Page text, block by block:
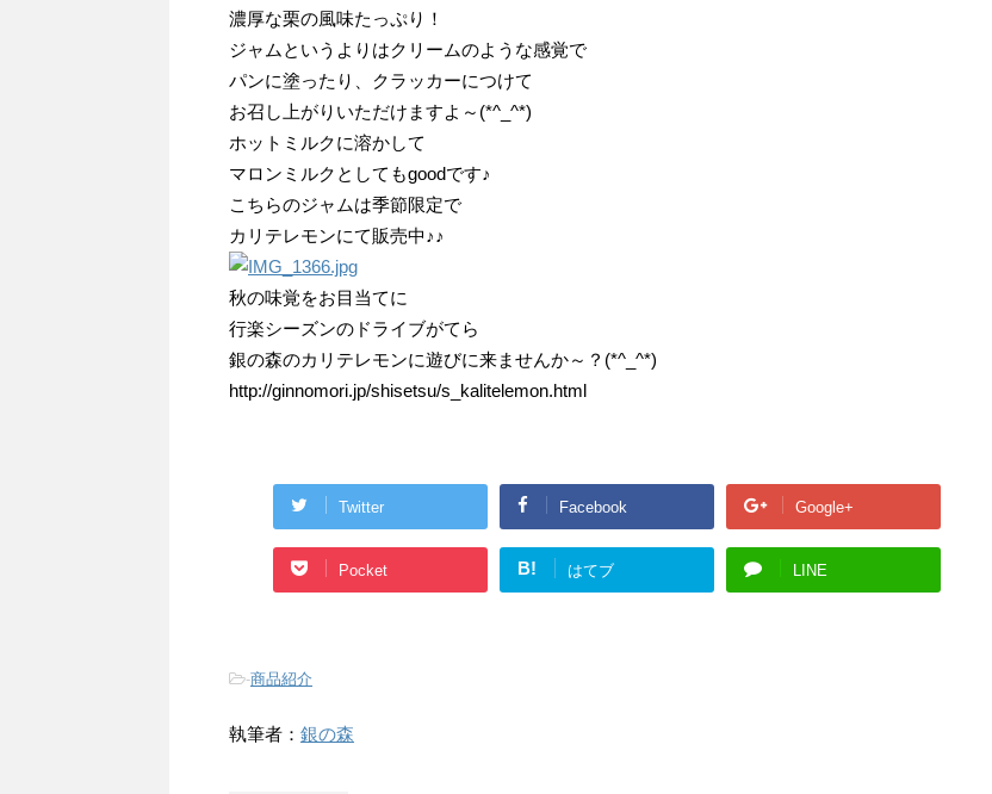
濃厚な栗の風味たっぷり！
ジャムというよりはクリームのような感覚で
パンに塗ったり、クラッカーにつけて
お召し上がりいただけますよ～(*^_^*)
ホットミルクに溶かして
マロンミルクとしてもgoodです♪
こちらのジャムは季節限定で
カリテレモンにて販売中♪♪
秋の味覚をお目当てに
行楽シーズンのドライブがてら
銀の森のカリテレモンに遊びに来ませんか～？(*^_^*)
http://ginnomori.jp/shisetsu/s_kalitelemon.html
Twitter Facebook Google+
Pocket B! はてブ LINE
-商品紹介
執筆者： 銀の森